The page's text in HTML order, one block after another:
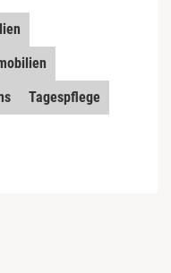
Tagespflege